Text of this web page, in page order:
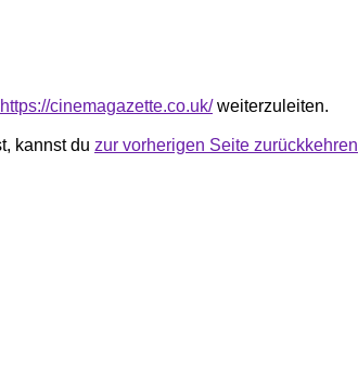
https://cinemagazette.co.uk/weiterzuleiten.
kannst du zur vorherigen Seite zurückkehren